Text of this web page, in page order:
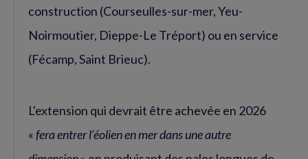
construction (Courseulles-sur-mer, Yeu-
Noirmoutier, Dieppe-Le Tréport) ou en service
(Fécamp, Saint Brieuc).
L'extension qui devrait être achevée en 2026
«fera entrer l’éolien en mer dans une autre